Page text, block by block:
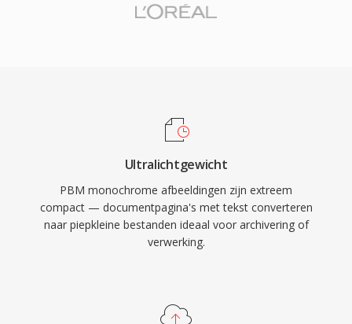
Ultralichtgewicht
PBM monochrome afbeeldingen zijn extreem
compact — documentpagina's met tekst converteren
naar piepkleine bestanden ideaal voor archivering of
verwerking.